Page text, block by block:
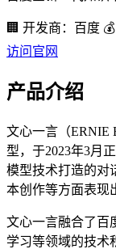
🏢 开发商：百度
访问官网
产品介绍
文心一言（ERNIE
型，于2023年3月
模型技术打造的对
本创作等方面表现
文心一言融合了百
学习等领域的技术